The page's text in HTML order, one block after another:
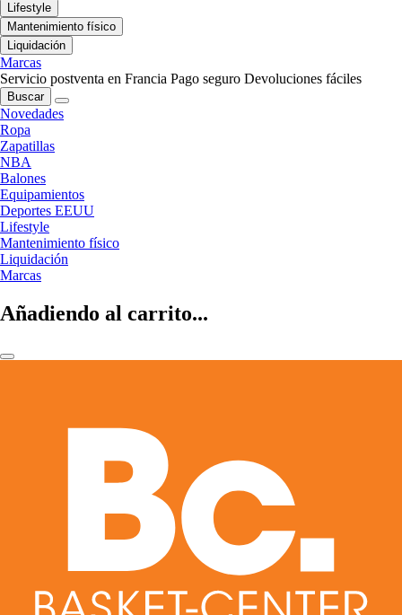
Lifestyle
Mantenimiento físico
Liquidación
Marcas
Servicio postventa en Francia Pago seguro Devoluciones fáciles
Buscar
Novedades
Ropa
Zapatillas
NBA
Balones
Equipamientos
Deportes EEUU
Lifestyle
Mantenimiento físico
Liquidación
Marcas
Añadiendo al carrito...